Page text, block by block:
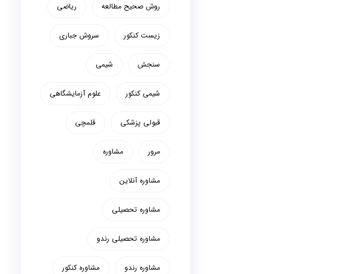
روش صحیح مطالعه ریاضی
زیست کنکور سروش جباری
سنجش شیمی
شیمی کنکور علوم آزمایشگاهی
قبولی پزشکی قلمچی
مرور مشاوره
مشاوره آنلاین
مشاوره تحصیلی
مشاوره تحصیلی رندو
مشاوره رندو مشاوره کنکور